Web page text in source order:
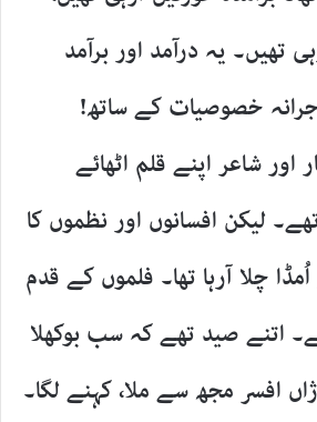
تھیں۔ یہ درآمد اور برآمد
خصوصیات کے ساتھ!
اور شاعر اپنے قلم اٹھائے
لیکن افسانوں اور نظموں کا
چلا آرہا تھا۔ فلموں کے قدم
اتنے صید تھے کہ سب بوکھلا
افسر مجھ سے ملا، کہنے لگا۔